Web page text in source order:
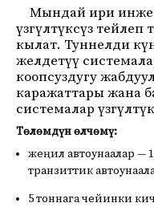
Мындай ири
үзгүлтүксүз
кылат. Туннелди
желдетүү
коопсуздугу
каражаттары жана
системалар
Төлөмдүн өлчөмү:
жеңил автоунаалар —
транзиттик
5 тоннага чейинки